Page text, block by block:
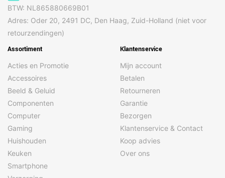
BTW: NL865880669B01
Adres: Oder 20, 2491 DC, Den Haag, Zuid-Holland (niet voor
retourzendingen)
Assortiment
Acties en Promotie
Accessoires
Beeld & Geluid
Componenten
Computer
Gaming
Huishouden
Keuken
Smartphone
Klantenservice
Mijn account
Betalen
Retourneren
Garantie
Bezorgen
Klantenservice & Contact
Koop advies
Over ons